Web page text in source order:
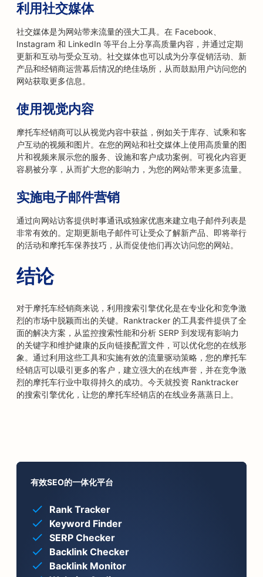
利用社交媒体
社交媒体是为网站带来流量的强大工具。在 Facebook、
Instagram 和 LinkedIn 等平台上分享高质量内容，并通过定期
更新和互动与受众互动。社交媒体也可以成为分享促销活动、新
产品和经销商运营幕后情况的绝佳场所，从而鼓励用户访问您的
网站获取更多信息。
使用视觉内容
摩托车经销商可以从视觉内容中获益，例如关于库存、试乘和客
户互动的视频和图片。在您的网站和社交媒体上使用高质量的图
片和视频来展示您的服务、设施和客户成功案例。可视化内容更
容易被分享，从而扩大您的影响力，为您的网站带来更多流量。
实施电子邮件营销
通过向网站访客提供时事通讯或独家优惠来建立电子邮件列表是
非常有效的。定期更新电子邮件可让受众了解新产品、即将举行
的活动和摩托车保养技巧，从而促使他们再次访问您的网站。
结论
对于摩托车经销商来说，利用搜索引擎优化是在专业化和竞争激
烈的市场中脱颖而出的关键。Ranktracker 的工具套件提供了全
面的解决方案，从监控搜索性能和分析 SERP 到发现有影响力
的关键字和维护健康的反向链接配置文件，可以优化您的在线形
象。通过利用这些工具和实施有效的流量驱动策略，您的摩托车
经销店可以吸引更多的客户，建立强大的在线声誉，并在竞争激
烈的摩托车行业中取得持久的成功。今天就投资 Ranktracker
的搜索引擎优化，让您的摩托车经销店的在线业务蒸蒸日上。
有效SEO的一体化平台
Rank Tracker
Keyword Finder
SERP Checker
Backlink Checker
Backlink Monitor